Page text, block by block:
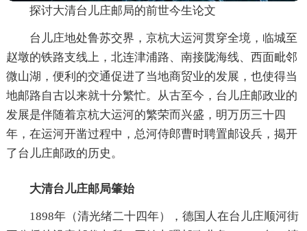
探讨大清台儿庄邮局的前世今生论文
台儿庄地处鲁苏交界，京杭大运河贯穿全境，临城至
赵墩的铁路支线上，北连津浦路、南接陇海线、西面毗邻
微山湖，便利的交通促进了当地商贸业的发展，也使得当
地邮路自古以来就十分繁忙。从古至今，台儿庄邮政业的
发展是伴随着京杭大运河的繁荣而兴盛，明万历三十四
年，在运河开凿过程中，总河侍郎曹时聘置邮设兵，揭开
了台儿庄邮政的历史。
大清台儿庄邮局肇始
1898年（清光绪二十四年），德国人在台儿庄顺河街